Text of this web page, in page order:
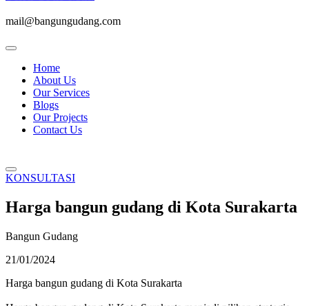
mail@bangungudang.com
Home
About Us
Our Services
Blogs
Our Projects
Contact Us
KONSULTASI
Harga bangun gudang di Kota Surakarta
Bangun Gudang
21/01/2024
Harga bangun gudang di Kota Surakarta